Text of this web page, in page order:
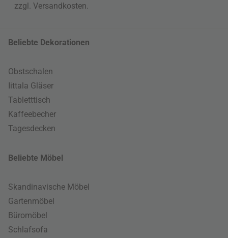
zzgl. Versandkosten
Beliebte Dekorationen
Obstschalen
Iittala Gläser
Tabletttisch
Kaffeebecher
Tagesdecken
Beliebte Möbel
Skandinavische Möbel
Gartenmöbel
Büromöbel
Schlafsofa